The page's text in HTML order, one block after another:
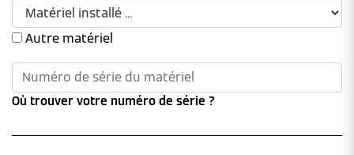
Autre matériel
Où trouver votre numéro de série ?